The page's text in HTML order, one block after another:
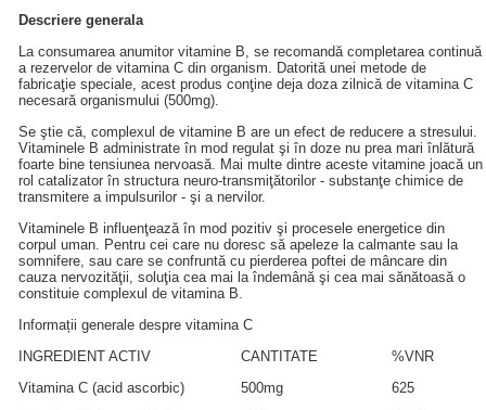
Descriere generala
La consumarea anumitor vitamine B, se recomandă completarea continuă
a rezervelor de vitamina C din organism. Datorită unei metode de
fabricaţie speciale, acest produs conţine deja doza zilnică de vitamina C
necesară organismului (500mg).
Se ştie că, complexul de vitamine B are un efect de reducere a stresului.
Vitaminele B administrate în mod regulat şi în doze nu prea mari înlătură
foarte bine tensiunea nervoasă. Mai multe dintre aceste vitamine joacă un
rol catalizator în structura neuro-transmiţătorilor - substanţe chimice de
transmitere a impulsurilor - şi a nervilor.
Vitaminele B influenţează în mod pozitiv şi procesele energetice din
corpul uman. Pentru cei care nu doresc să apeleze la calmante sau la
somnifere, sau care se confruntă cu pierderea poftei de mâncare din
cauza nervozităţii, soluţia cea mai la îndemână şi cea mai sănătoasă o
constituie complexul de vitamina B.
Informații generale despre vitamina C
INGREDIENT ACTIV
CANTITATE
%VNR
Vitamina C (acid ascorbic)
500mg
625